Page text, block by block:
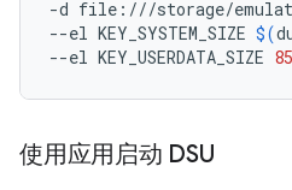
-d file:///storage/
--el KEY_SYSTEM_SIZE $(
--el KEY_USERDATA_SIZE
使用应用启动 DSU